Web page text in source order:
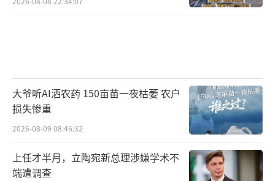
大爷听AI洒农药 150亩苗一夜枯萎 农户
损失惨重
2026-08-09 08:46:32
上任才半月，立陶宛新总理涉嫌学术不
端遭调查